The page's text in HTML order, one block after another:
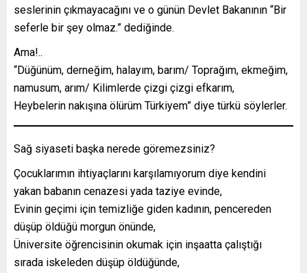
seslerinin çıkmayacağını ve o günün Devlet Bakanının “Bir
seferle bir şey olmaz.” dediğinde.
Ama!..
“Düğünüm, derneğim, halayım, barım/ Toprağım, ekmeğim,
namusum, arım/ Kilimlerde çizgi çizgi efkarım,
Heybelerin nakışına ölürüm Türkiyem” diye türkü söylerler.
Sağ siyaseti başka nerede göremezsiniz?
Çocuklarımın ihtiyaçlarını karşılamıyorum diye kendini
yakan babanın cenazesi yada taziye evinde,
Evinin geçimi için temizliğe giden kadının, pencereden
düşüp öldüğü morgun önünde,
Üniversite öğrencisinin okumak için inşaatta çalıştığı
sırada iskeleden düşüp öldüğünde,